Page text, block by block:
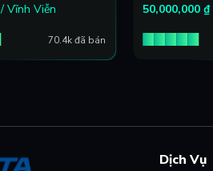
/ Vĩnh Viễn
70.4k đã bán
50,000,000₫
Dịch Vụ